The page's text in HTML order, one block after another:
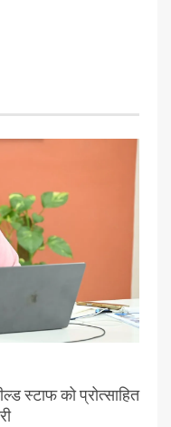
स्टाफ को प्रोत्साहित